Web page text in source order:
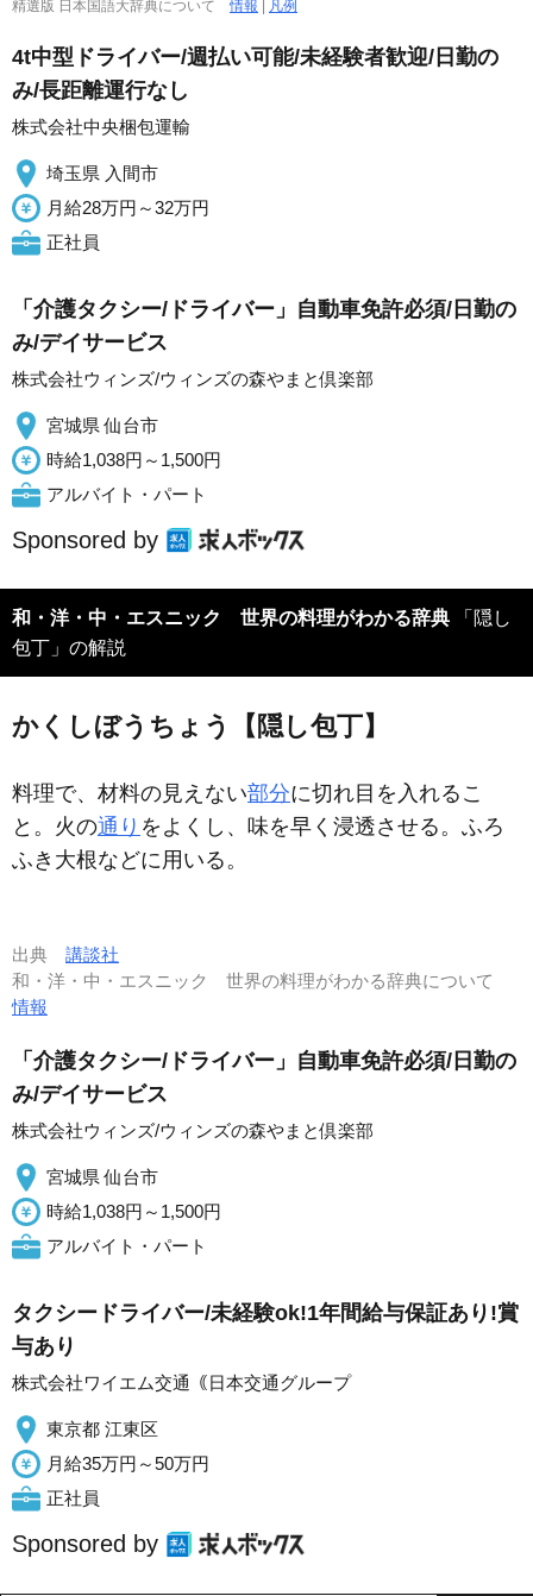
精選版 日本国語大辞典について情報 | 凡例
4t中型ドライバー/週払い可能/未経験者歓迎/日勤の
み/長距離運行なし
株式会社中央梱包運輸
埼玉県 入間市
月給28万円～32万円
正社員
「介護タクシー/ドライバー」自動車免許必須/日勤の
み/デイサービス
株式会社ウィンズ/ウィンズの森やまと倶楽部
宮城県 仙台市
時給1,038円～1,500円
アルバイト・パート
Sponsored by
和・洋・中・エスニック 世界の料理がわかる辞典 「隠し
包丁」の解説
かくしぼうちょう【隠し包丁】
料理で、材料の見えない部分に切れ目を入れるこ
と。火の通り をよくし、味を早く浸透させる。ふろ
ふき大根などに用いる。
出典 講談社
和・洋・中・エスニック 世界の料理がわかる辞典について
情報
「介護タクシー/ドライバー」自動車免許必須/日勤の
み/デイサービス
株式会社ウィンズ/ウィンズの森やまと倶楽部
宮城県 仙台市
時給1,038円～1,500円
アルバイト・パート
タクシードライバー/未経験ok!1年間給与保証あり!賞
与あり
株式会社ワイエム交通｟日本交通グループ
東京都 江東区
月給35万円～50万円
正社員
Sponsored by